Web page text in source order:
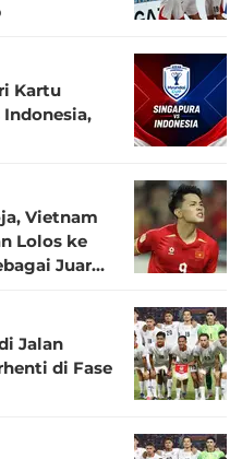
Kartu
Indonesia,
Vietnam
Lolos ke
Juara
Jalan
di Fase